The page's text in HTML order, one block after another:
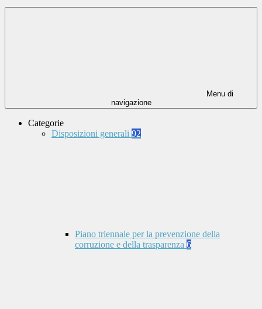
Menu di
navigazione
Categorie
Disposizioni generali 92
Piano triennale per la prevenzione della
corruzione e della trasparenza 6